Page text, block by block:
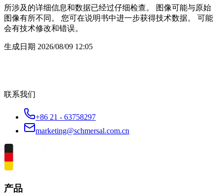
所涉及的详细信息和数据已经过仔细检查。 图像可能与原始
图像有所不同。 您可在说明书中进一步获得技术数据。 可能
会有技术修改和错误。
生成日期 2026/08/09 12:05
联系我们
+86 21 - 63758297
marketing@schmersal.com.cn
产品